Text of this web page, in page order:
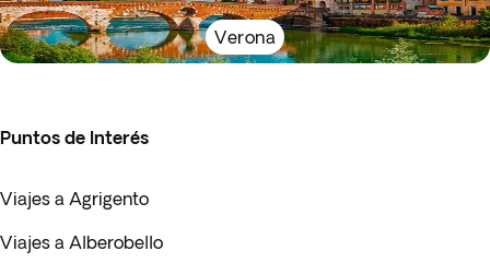
Verona
Puntos de Interés
Viajes a Agrigento
Viajes a Alberobello